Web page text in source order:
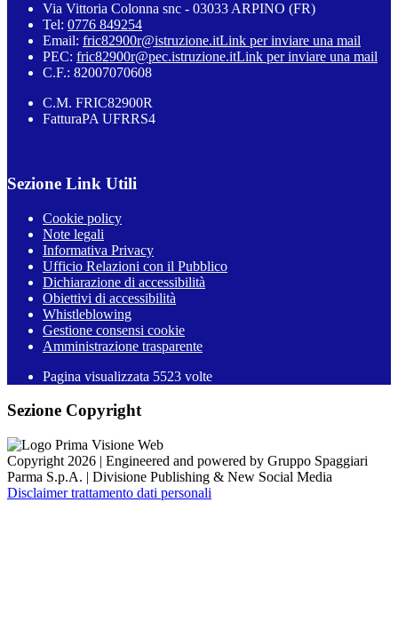
Via Vittoria Colonna snc - 03033 ARPINO (FR)
Tel: 0776 849254
Email: fric82900r@istruzione.itLink per inviare una mail
PEC: fric82900r@pec.istruzione.itLink per inviare una mail
C.F.: 82007070608
C.M. FRIC82900R
FatturaPA UFRRS4
Sezione Link Utili
Cookie policy
Note legali
Informativa Privacy
Ufficio Relazioni con il Pubblico
Dichiarazione di accessibilità
Obiettivi di accessibilità
Whistleblowing
Gestione consensi cookie
Amministrazione trasparente
Pagina visualizzata 5523 volte
Sezione Copyright
Copyright 2026 | Engineered and powered by Gruppo Spaggiari
Parma S.p.A. | Divisione Publishing & New Social Media
Disclaimer trattamento dati personali